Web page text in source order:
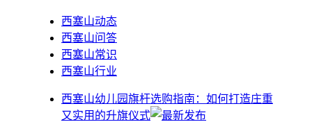
西塞山动态
西塞山问答
西塞山常识
西塞山行业
西塞山幼儿园旗杆选购指南：如何打造庄重
又实用的升旗仪式